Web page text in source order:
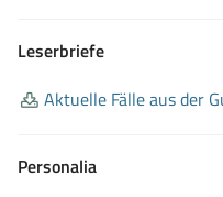
Leserbriefe
Aktuelle Fälle aus der
Personalia